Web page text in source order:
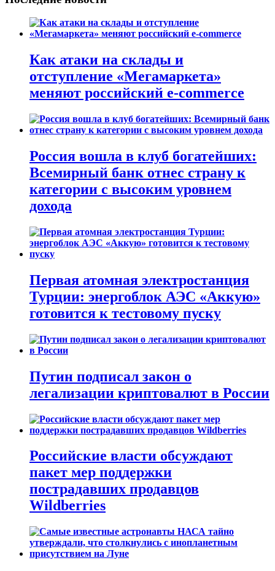
Как атаки на склады и
отступление «Мегамаркета»
меняют российский e-commerce
Россия вошла в клуб богатейших:
Всемирный банк отнес страну к
категории с высоким уровнем
дохода
Первая атомная электростанция
Турции: энергоблок АЭС «Аккую»
готовится к тестовому пуску
Путин подписал закон о
легализации криптовалют в России
Российские власти обсуждают
пакет мер поддержки
пострадавших продавцов
Wildberries